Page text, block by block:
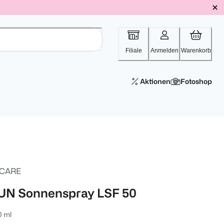
Filiale Anmelden Warenkorb
Aktionen Fotoshop
Sonnenspray LSF 50
ml